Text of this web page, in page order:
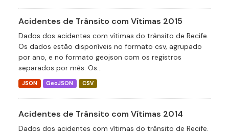
Acidentes de Trânsito com Vítimas 2015
Dados dos acidentes com vítimas do trânsito de Recife.
Os dados estão disponíveis no formato csv, agrupado
por ano, e no formato geojson com os registros
separados por mês. Os...
JSON GeoJSON CSV
Acidentes de Trânsito com Vítimas 2014
Dados dos acidentes com vítimas do trânsito de Recife.